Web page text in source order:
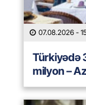
07.08.2026 -
Türkiyədə
milyon –